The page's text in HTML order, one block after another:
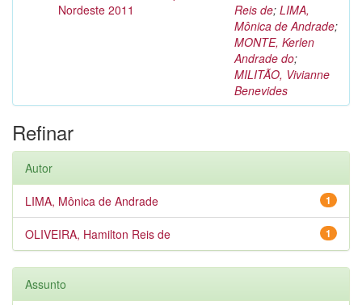
Nordeste 2011
Reis de; LIMA,
Mônica de Andrade;
MONTE, Kerlen
Andrade do;
MILITÃO, Vivianne
Benevides
Refinar
Autor
1
LIMA, Mônica de Andrade
1
OLIVEIRA, Hamilton Reis de
Assunto